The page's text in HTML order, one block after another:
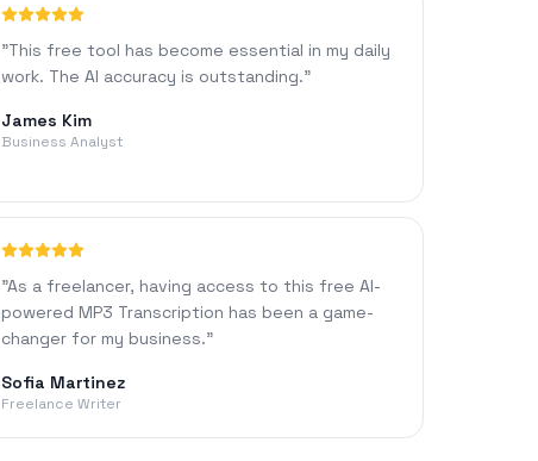
"This free tool has become essential in my daily
work. The AI accuracy is outstanding."
James Kim
Business Analyst
"As a freelancer, having access to this free AI-
powered MP3 Transcription has been a game-
changer for my business."
Sofia Martinez
Freelance Writer